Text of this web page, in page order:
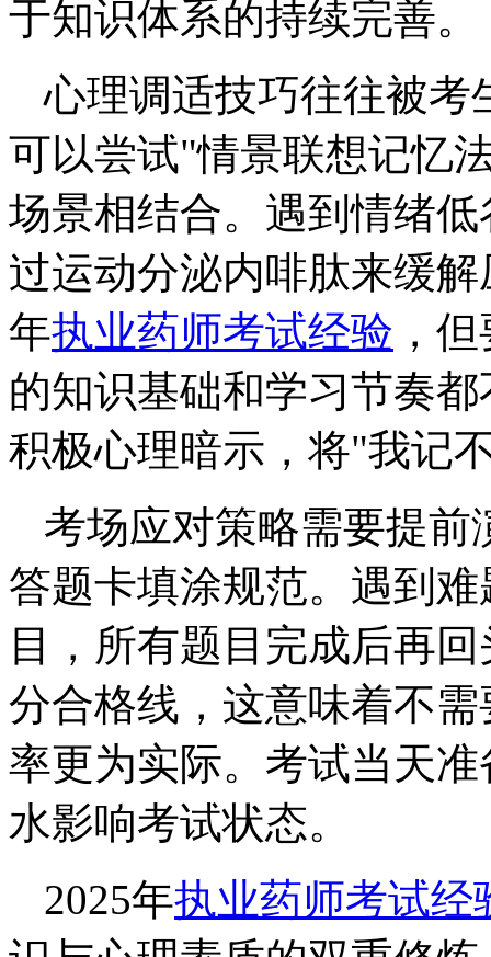
于知识体系的持续完善。
心理调适技巧往往被考
可以尝试"情景联想记忆
场景相结合。遇到情绪
过运动分泌内啡肽来缓
年执业药师考试经验 ，
的知识基础和学习节奏
积极心理暗示，将"我记
考场应对策略需要提前
答题卡填涂规范。遇到
目，所有题目完成后再
分合格线，这意味着不
率更为实际。考试当天
水影响考试状态。
2025年执业药师考试经